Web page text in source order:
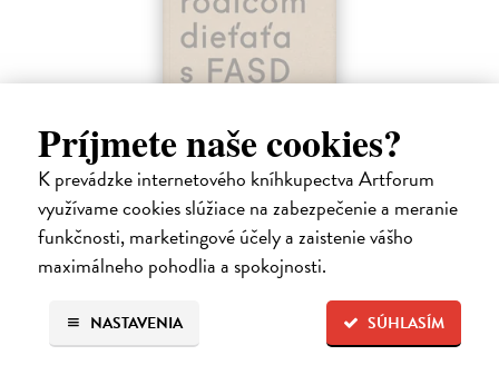
Príjmete naše cookies?
K prevádzke internetového kníhkupectva Artforum
využívame cookies slúžiace na zabezpečenie a meranie
funkčnosti, marketingové účely a zaistenie vášho
maximálneho pohodlia a spokojnosti.
SÚHLASÍM
NASTAVENIA
Ako byť rodičom dieťaťa s FASD
Brown Julia, Mather Mary| Kniha
Jedna z mála kníh o poruchách fetálneho alkoholového spektra v
slovenskom jazyku. Kniha nielen jasne a zrozumiteľne popisuje
problematiku FASD, ale ponúka aj konkrétne rady pri výchove detí s
touto diagnózou.…
Na sklade